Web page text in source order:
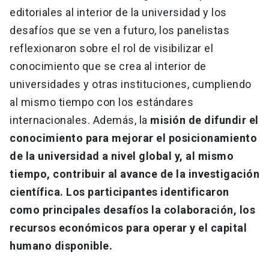
editoriales al interior de la universidad y los
desafíos que se ven a futuro, los panelistas
reflexionaron sobre el rol de visibilizar el
conocimiento que se crea al interior de
universidades y otras instituciones, cumpliendo
al mismo tiempo con los estándares
internacionales. Además, la misión de difundir el
conocimiento para mejorar el posicionamiento
de la universidad a nivel global y, al mismo
tiempo, contribuir al avance de la investigación
científica. Los participantes identificaron
como principales desafíos la colaboración, los
recursos económicos para operar y el capital
humano disponible.